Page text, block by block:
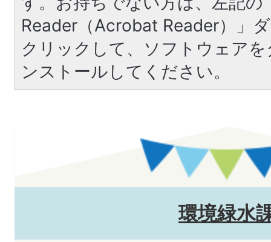
Reader（Acrobat Reader）」
クリックして、ソフトウェア
ンストールしてください。
環境緑水